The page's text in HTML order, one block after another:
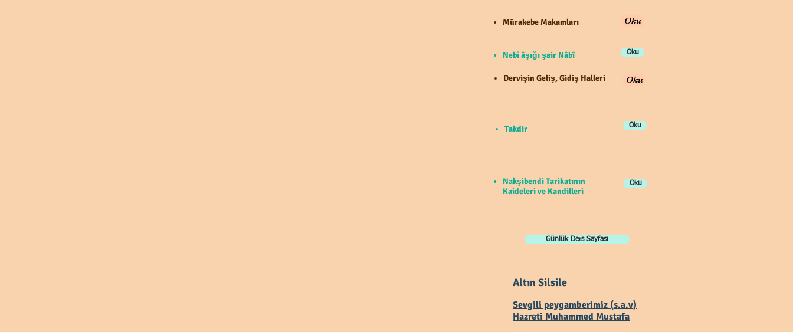
Günlük Ders Sayfası
Altın Silsile
Sevgili peygamberimiz (s.a.v)
Hazreti Muhammed Mustafa
Mürakebe Makamları
Nebî âşığı şair Nâbî Oku
Dervişin Geliş, Gidiş Halleri Oku
Takdir Oku
Nakşibendi Tarikatının
Kaideleri ve Kandilleri
Oku
Oku